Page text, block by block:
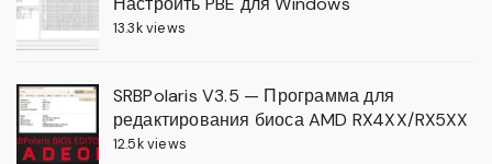
13.3k views
SRBPolaris V3.5 — Программа для
редактирования биоса AMD RX4XX/RX5XX
12.5k views